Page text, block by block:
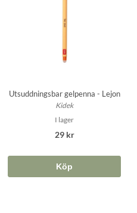
Utsuddningsbar gelpenna - Lejon
Kidek
I lager
29 kr
Köp